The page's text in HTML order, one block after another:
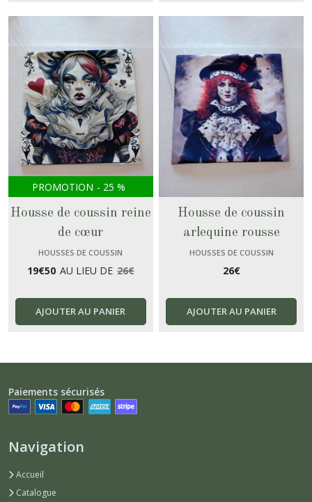
PROMOTION - 25 %
Housse de coussin reine
de cœur
HOUSSES DE COUSSIN
19€50 AU LIEU DE 26€
AJOUTER AU PANIER
Housse de coussin
arlequine rousse
HOUSSES DE COUSSIN
26€
AJOUTER AU PANIER
Paiements sécurisés
Navigation
Accueil
Catalogue